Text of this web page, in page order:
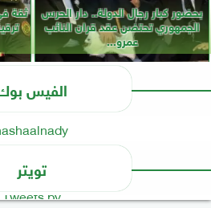
بحضور كبار رجال الدولة.. دار الحرس
الجمهوري تحتضن عقد قران النائب
عمرو...
ثقة
الفيس
تويتر
Tweets by